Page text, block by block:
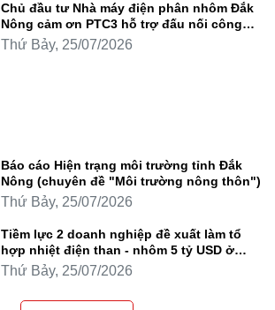
Chủ đầu tư Nhà máy điện phân nhôm Đắk
Nông cảm ơn PTC3 hỗ trợ đấu nối công
trình
Thứ Bảy, 25/07/2026
Báo cáo Hiện trạng môi trường tỉnh Đắk
Nông (chuyên đề "Môi trường nông thôn")
Thứ Bảy, 25/07/2026
Tiềm lực 2 doanh nghiệp đề xuất làm tổ
hợp nhiệt điện than - nhôm 5 tỷ USD ở
Lâm Đồng
Thứ Bảy, 25/07/2026